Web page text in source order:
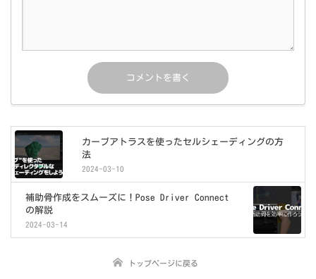
カーブアトラスを使ったセルシェーディングの方
法
2024-03-10
補助骨作成をスムーズに！Pose Driver Connect
の解説
2024-03-14
トップページに戻る